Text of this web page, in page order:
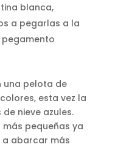
blanca,
a pegarlas a la
una pelota de
esta vez la
nieve azules.
pequeñas ya
a abarcar más